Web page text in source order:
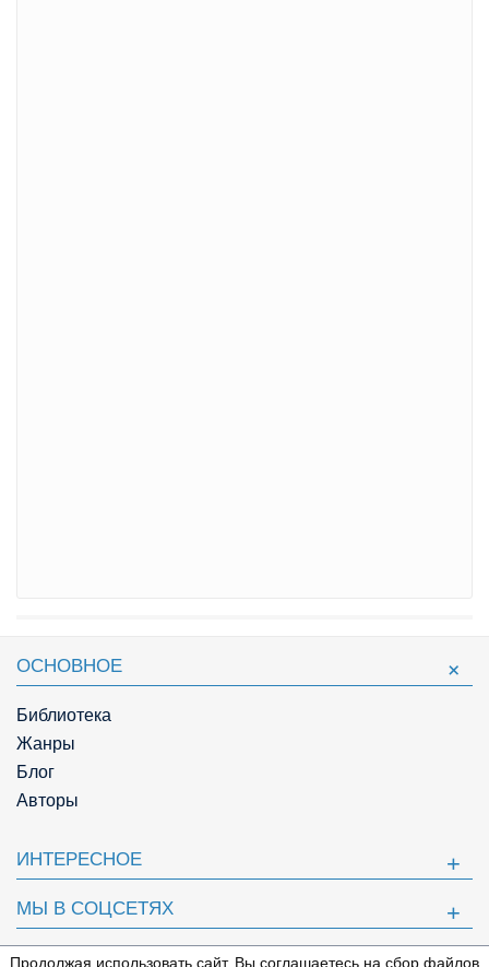
ОСНОВНОЕ
Библиотека
Жанры
Блог
Авторы
ИНТЕРЕСНОЕ
МЫ В СОЦСЕТЯХ
ПОЛЕЗНОЕ
Продолжая использовать сайт, Вы соглашаетесь на сбор файлов